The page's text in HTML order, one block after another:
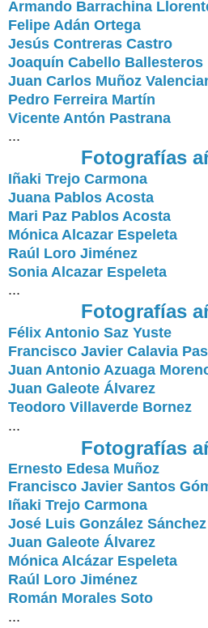
Armando Barrachina
Felipe Adán Ortega
Jesús Contreras Castro
Joaquín Cabello Ballesteros
Juan Carlos Muñoz
Pedro Ferreira Martín
Vicente Antón Pastrana
...
Fotografías
Iñaki Trejo Carmona
Juana Pablos Acosta
Mari Paz Pablos Acosta
Mónica Alcazar Espeleta
Raúl Loro Jiménez
Sonia Alcazar Espeleta
...
Fotografías
Félix Antonio Saz Yuste
Francisco Javier Calavia
Juan Antonio Azuaga
Juan Galeote Álvarez
Teodoro Villaverde Bornez
...
Fotografías
Ernesto Edesa Muñoz
Francisco Javier Santos
Iñaki Trejo Carmona
José Luis González Sánchez
Juan Galeote Álvarez
Mónica Alcázar Espeleta
Raúl Loro Jiménez
Román Morales Soto
...